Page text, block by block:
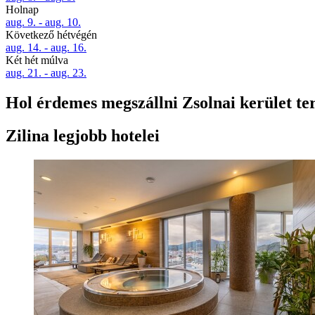
Holnap
aug. 9. - aug. 10.
Következő hétvégén
aug. 14. - aug. 16.
Két hét múlva
aug. 21. - aug. 23.
Hol érdemes megszállni Zsolnai kerület
Zilina legjobb hotelei